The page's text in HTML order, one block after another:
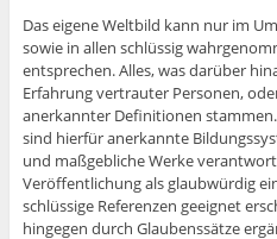
Das eigene Weltbild kann nur im
sowie in allen schlüssig
entsprechen. Alles, was darüber
Erfahrung vertrauter Personen,
anerkannter Definitionen
sind hierfür anerkannte
und maßgebliche Werke
Veröffentlichung als glaubwürdig
schlüssige Referenzen geeignet
hingegen durch Glaubenssätze